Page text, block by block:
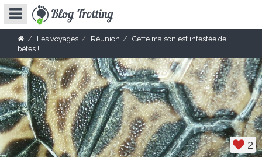
Les voyages Réunion
Cette maison est infestée de
bêtes !
2